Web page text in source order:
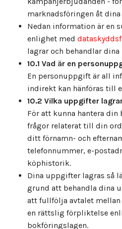
marknadsföringen åt
Nedan information är en
enlighet med
lagrar och behandlar
10.1 Vad är en
En personuppgift är all
indirekt kan hänföras till
10.2 Vilka uppgifter
För att kunna hantera
frågor relaterat till din
ditt förnamn- och
telefonnummer, e-
köphistorik.
Dina uppgifter lagras så
grund att behandla dina
att fullfölja avtalet mellan
en rättslig förpliktelse
bokföringslagen.